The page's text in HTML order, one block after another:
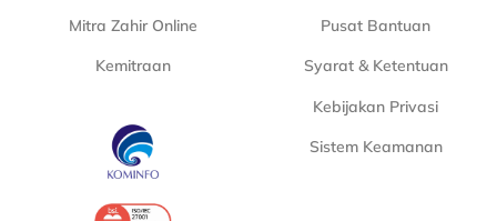
Mitra Zahir Online
Kemitraan
Pusat Bantuan
Syarat & Ketentuan
Kebijakan Privasi
Sistem Keamanan